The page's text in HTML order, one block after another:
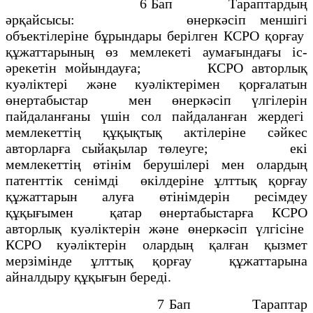
6 Бап Тараптардың
әрқайсысы: өнеркәсіп меншігі
объектілеріне бұрындары берілген КСРО қорғау
құжаттарының өз мемлекеті аумағындағы іс-
әрекетін мойындауға; КСРО авторлық
куәліктері және куәліктерімен қорғалатын
өнертабыстар мен өнеркәсіп үлгілерін
пайдаланғаны үшін сол пайдаланған жердегі
мемлекеттің құқықтық актілеріне сәйкес
авторларға сыйақылар төлеуге; екі
мемлекеттің өтінім берушілері мен олардың
патенттік сенімді өкілдеріне ұлттық қорғау
құжаттарын алуға өтінімдерін ресімдеу
құқығымен қатар өнертабыстарға КСРО
авторлық куәліктерін және өнеркәсіп үлгісіне
КСРО куәліктерін олардың қалған қызмет
мерзімінде ұлттық қорғау құжаттарына
айналдыру құқығын береді.
7 Бап Тараптар